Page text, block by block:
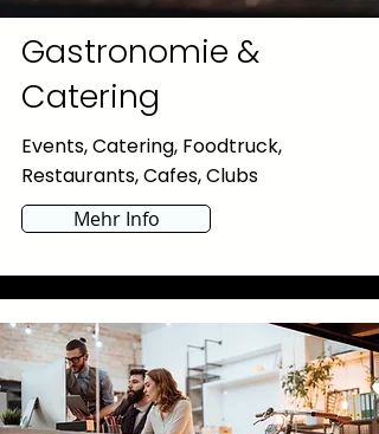
Gastronomie &
Catering
Events, Catering, Foodtruck,
Restaurants, Cafes, Clubs
Mehr Info